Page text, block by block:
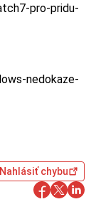
pro-pridu-
nedokaze-
Nahlásiť chybu